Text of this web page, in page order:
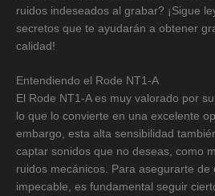
ruidos indeseados al grabar? ¡Sigue
secretos que te ayudarán a obtener
calidad!
Entendiendo el Rode NT1-A
El Rode NT1-A es muy valorado por
lo que lo convierte en una excelente
embargo, esta alta sensibilidad
captar sonidos que no deseas, como
ruidos mecánicos. Para asegurarte de
impecable, es fundamental seguir